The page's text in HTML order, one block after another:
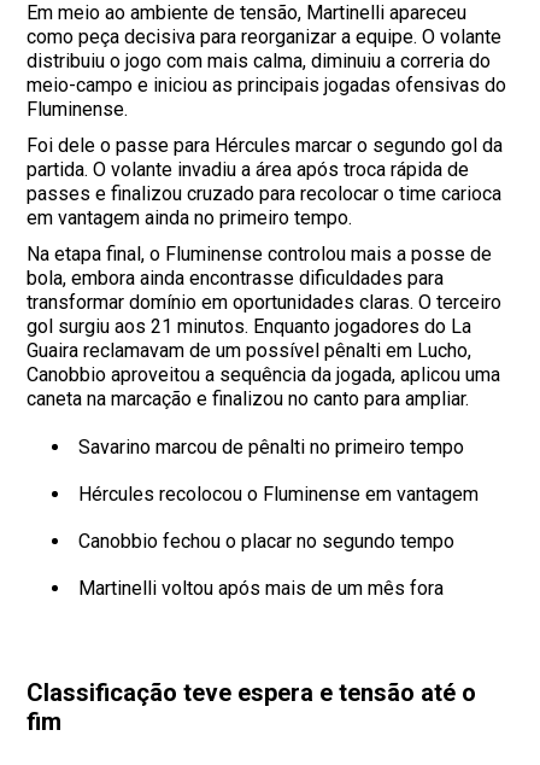
Em meio ao ambiente de tensão, Martinelli apareceu
como peça decisiva para reorganizar a equipe. O volante
distribuiu o jogo com mais calma, diminuiu a correria do
meio-campo e iniciou as principais jogadas ofensivas do
Fluminense.
Foi dele o passe para Hércules marcar o segundo gol da
partida. O volante invadiu a área após troca rápida de
passes e finalizou cruzado para recolocar o time carioca
em vantagem ainda no primeiro tempo.
Na etapa final, o Fluminense controlou mais a posse de
bola, embora ainda encontrasse dificuldades para
transformar domínio em oportunidades claras. O terceiro
gol surgiu aos 21 minutos. Enquanto jogadores do La
Guaira reclamavam de um possível pênalti em Lucho,
Canobbio aproveitou a sequência da jogada, aplicou uma
caneta na marcação e finalizou no canto para ampliar.
Savarino marcou de pênalti no primeiro tempo
Hércules recolocou o Fluminense em vantagem
Canobbio fechou o placar no segundo tempo
Martinelli voltou após mais de um mês fora
Classificação teve espera e tensão até o
fim